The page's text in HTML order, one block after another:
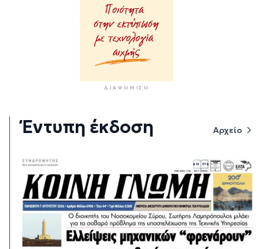
ΔΙΑΦΉΜΙΣΗ
Έντυπη έκδοση Αρχείο